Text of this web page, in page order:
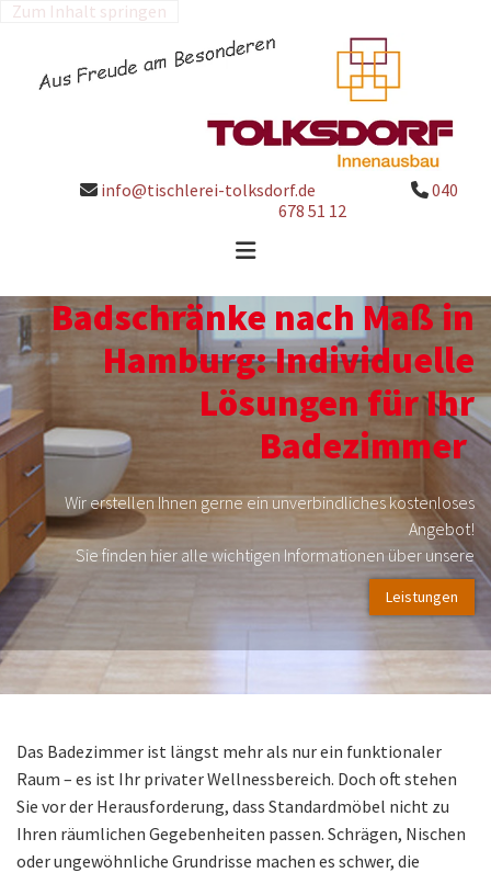
Zum Inhalt springen
 info@tischlerei-tolksdorf.de 040
678 51 12
Badschränke nach Maß in
Hamburg: Individuelle
Lösungen für Ihr
Badezimmer
Wir erstellen Ihnen gerne ein unverbindliches kostenloses
Angebot!
Sie finden hier alle wichtigen Informationen über unsere
Leistungen
Das Badezimmer ist längst mehr als nur ein funktionaler
Raum – es ist Ihr privater Wellnessbereich. Doch oft stehen
Sie vor der Herausforderung, dass Standardmöbel nicht zu
Ihren räumlichen Gegebenheiten passen. Schrägen, Nischen
oder ungewöhnliche Grundrisse machen es schwer, die